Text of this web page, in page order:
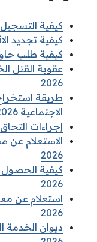
كيفية التسجيل
كيفية تجديد
كيفية طلب
عقوبة القتل
2026
طريقة
الاجتماعية 2026
إجراءات التحاق
الاستعلام عن
2026
كيفية الحصول
2026
استعلام عن
2026
ديوان الخدمة